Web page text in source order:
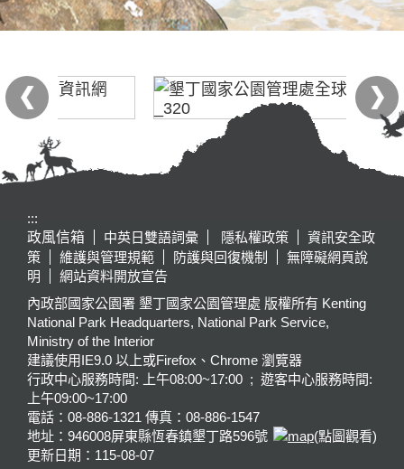
:::
政風信箱
中英日雙語詞彙 隱私權政策
資訊安全政
策
維護與管理規範 防護與回復機制
無障礙網頁說
明
網站資料開放宣告
內政部國家公園署 墾丁國家公園管理處 版權所有 Kenting
National Park Headquarters, National Park Service,
Ministry of the Interior
建議使用IE9.0 以上或Firefox、Chrome 瀏覽器
行政中心服務時間: 上午08:00~17:00 ; 遊客中心服務時間:
上午09:00~17:00
電話：08-886-1321 傳真：08-886-1547
地址：946008屏東縣恆春鎮墾丁路596號
(點圖觀看)
更新日期： 115-08-07